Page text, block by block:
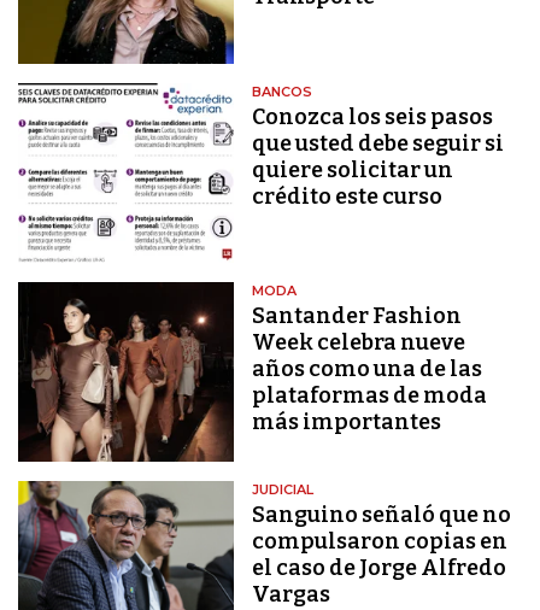
BANCOS
Conozca los seis pasos
que usted debe seguir si
quiere solicitar un
crédito este curso
MODA
Santander Fashion
Week celebra nueve
años como una de las
plataformas de moda
más importantes
JUDICIAL
Sanguino señaló que no
compulsaron copias en
el caso de Jorge Alfredo
Vargas